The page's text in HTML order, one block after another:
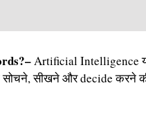
Artificial Intelligence
सीखने और decide करने